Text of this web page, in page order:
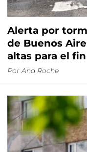
Alerta por
de Buenos
altas para el
Por Ana Roche